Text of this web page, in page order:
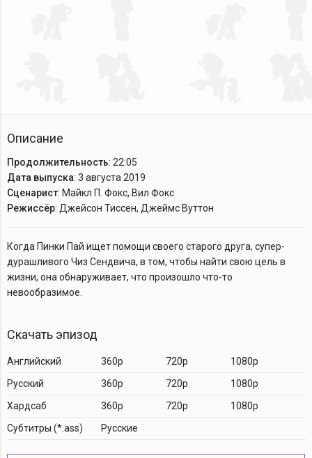
Описание
Продолжительность: 22:05
Дата выпуска: 3 августа 2019
Сценарист: Майкл П. Фокс, Вил Фокс
Режиссёр: Джейсон Тиссен, Джеймс Вуттон
Когда Пинки Пай ищет помощи своего старого друга, супер-
дурашливого Чиз Сендвича, в том, чтобы найти свою цель в
жизни, она обнаруживает, что произошло что-то
невообразимое.
Скачать эпизод
Английский 360p 720p
1080p
Русский
360p 720p
1080p
Хардсаб
360p 720p
1080p
Cубтитры (*.ass)
Русские